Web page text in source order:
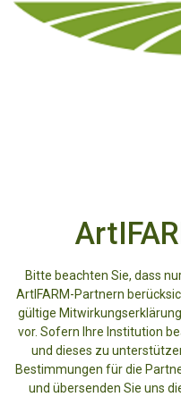
Bitte beachten Sie, dass
ArtIFARM-Partnern
gültige
vor. Sofern Ihre Institution
und dieses zu
Bestimmungen für die
und übersenden Sie uns